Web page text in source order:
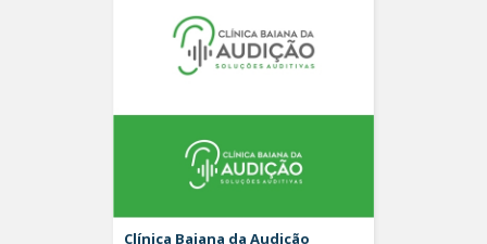
Clínica Baiana da Audição